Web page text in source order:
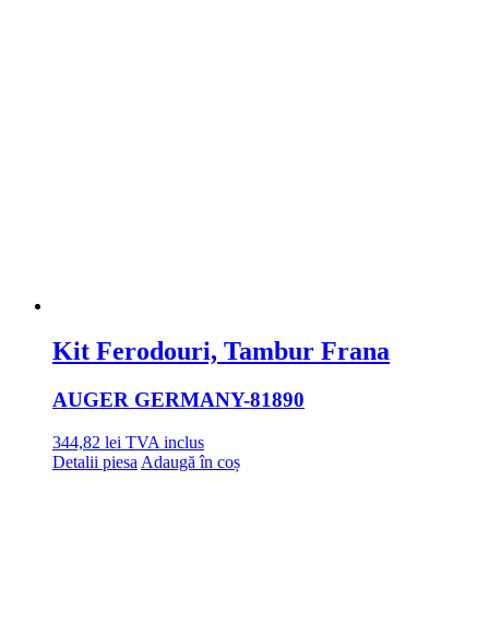
Kit Ferodouri, Tambur Frana
AUGER GERMANY-81890
344,82 lei TVA inclus
Detalii piesa Adaugă în coș